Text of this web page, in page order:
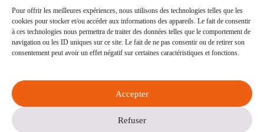
Pour offrir les meilleures expériences, nous utilisons des technologies telles que les
cookies pour stocker et/ou accéder aux informations des appareils. Le fait de consentir
à ces technologies nous permettra de traiter des données telles que le comportement de
navigation ou les ID uniques sur ce site. Le fait de ne pas consentir ou de retirer son
consentement peut avoir un effet négatif sur certaines caractéristiques et fonctions.
Accepter
Refuser
33240 Saint-André de Cubzac,
FRANCE
Email:
contact@lamaison-ontheroad.org
Politique de confidentialité